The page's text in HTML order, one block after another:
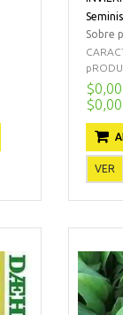
Seminis
Sobre
$0,00
$0,00
VER